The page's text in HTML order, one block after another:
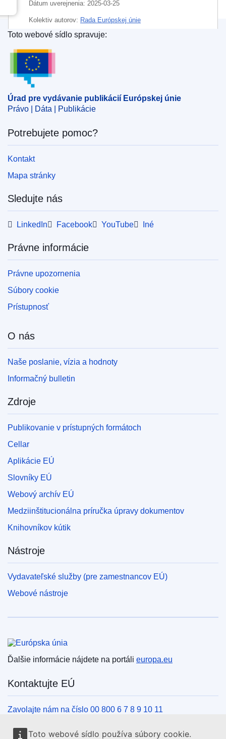
Toto webové sídlo používa súbory cookie.
Dátum uverejnenia: 2025-03-25
Kolektiv autorov: Rada Európskej únie
nešírenie zbrojenia
opatrenie EÚ
CELEX : 32025D0604
ELI :dec/2025/604/oj
IMMC : ST 5561 2024 INIT
Úrad pre vydávanie publikácií Európskej únie
Toto webové sídlo spravuje:
Úrad pre vydávanie publikácií Európskej únie
Právo | Dáta | Publikácie
Potrebujete pomoc?
Kontakt
Mapa stránky
Sledujte nás
LinkedIn Facebook YouTube Iné
Právne informácie
Právne upozornenia
Súbory cookie
Prístupnosť
O nás
Naše poslanie, vízia a hodnoty
Informačný bulletin
Zdroje
Publikovanie v prístupných formátoch
Cellar
Aplikácie EÚ
Slovníky EÚ
Webový archív EÚ
Medziinštitucionálna príručka úpravy dokumentov
Knihovníkov kútik
Nástroje
Vydavateľské služby (pre zamestnancov EÚ)
Webové nástroje
Európska únia
Ďalšie informácie nájdete na portáli europa.eu
Kontaktujte EÚ
Zavolajte nám na číslo 00 800 6 7 8 9 10 11
Iné spôsoby, ako nás kontaktovať telefonicky